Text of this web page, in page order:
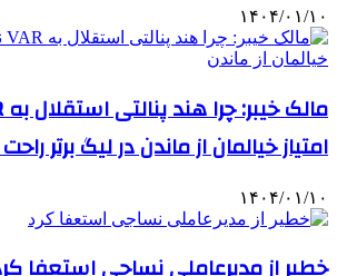
۱۴۰۴/۰۱/۱۰
امتیاز خیالمان از ماندن در لیگ برتر
۱۴۰۴/۰۱/۱۰